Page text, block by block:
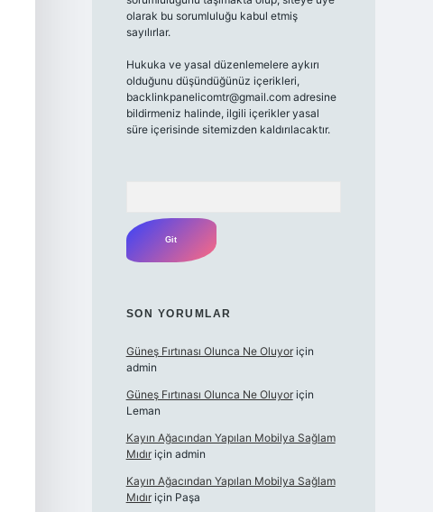
olarak bu sorumluluğu kabul etmiş
sayılırlar.
Hukuka ve yasal düzenlemelere aykırı
olduğunu düşündüğünüz içerikleri,
backlinkpanelicomtr@gmail.comadresine
bildirmeniz halinde, ilgili içerikler yasal
süre içerisinde sitemizden kaldırılacaktır.
SON YORUMLAR
Güneş Fırtınası Olunca Ne Oluyoriçin
admin
Güneş Fırtınası Olunca Ne Oluyoriçin
Leman
Kayın Ağacından Yapılan Mobilya Sağlam
Mıdıriçin admin
Kayın Ağacından Yapılan Mobilya Sağlam
Mıdıriçin Paşa